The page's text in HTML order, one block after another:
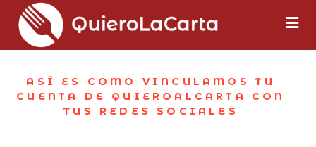
ASÍ ES COMO VINCULAMOS TU
CUENTA DE QUIEROALCARTA CON
TUS REDES SOCIALES